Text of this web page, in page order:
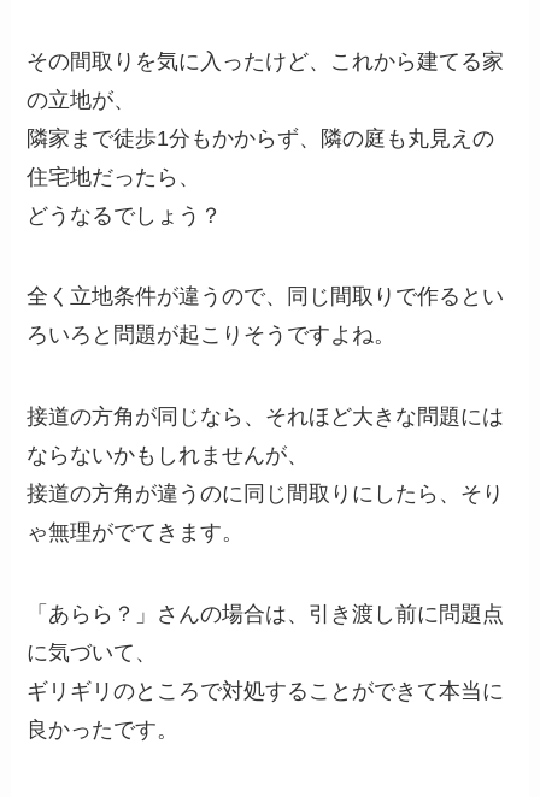
その間取りを気に入ったけど、これから建てる家
の立地が、
隣家まで徒歩1分もかからず、隣の庭も丸見えの
住宅地だったら、
どうなるでしょう？
全く立地条件が違うので、同じ間取りで作るとい
ろいろと問題が起こりそうですよね。
接道の方角が同じなら、それほど大きな問題には
ならないかもしれませんが、
接道の方角が違うのに同じ間取りにしたら、そり
ゃ無理がでてきます。
「あらら？」さんの場合は、引き渡し前に問題点
に気づいて、
ギリギリのところで対処することができて本当に
良かったです。